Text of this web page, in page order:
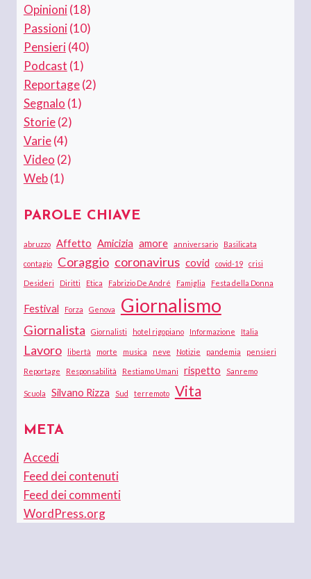
Opinioni(18)
Passioni(10)
Pensieri(40)
Podcast (1)
Reportage(2)
Segnalo (1)
Storie(2)
Varie(4)
Video (2)
Web(1)
PAROLE CHIAVE
abruzzo Affetto Amicizia amore anniversario Basilicata
contagio Coraggio coronavirus covid covid-19 crisi
Desideri Diritti Etica Fabrizio De André Famiglia Festa della Donna
Festival Forza Genova Giornalismo
Giornalista Giornalisti hotel rigopiano Informazione Italia
Lavoro libertà morte musica neve Notizie pandemia pensieri
Reportage Responsabilità Restiamo Umani rispetto Sanremo
Scuola Silvano Rizza Sud terremoto Vita
META
Accedi
Feed dei contenuti
Feed dei commenti
WordPress.org